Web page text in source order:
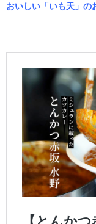
おいしい「いも天」の